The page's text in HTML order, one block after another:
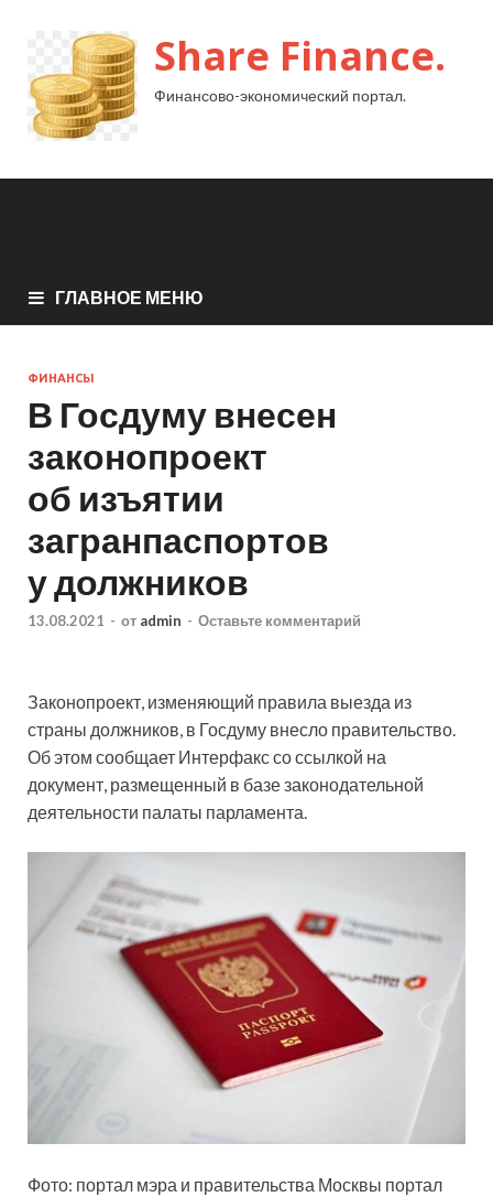
Share Finance.
Финансово-экономический портал.
ГЛАВНОЕ МЕНЮ
ФИНАНСЫ
В Госдуму внесен
законопроект
об изъятии
загранпаспортов
у должников
13.08.2021 - от admin - Оставьте комментарий
Законопроект, изменяющий правила выезда из
страны должников, в Госдуму внесло правительство.
Об этом сообщает Интерфакс со ссылкой на
документ, размещенный в базе законодательной
деятельности палаты парламента.
Фото: портал мэра и правительства Москвы портал